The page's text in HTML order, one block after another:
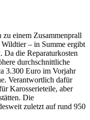
einem Zusammenprall
– in Summe ergibt
Da die Reparaturkosten
durchschnittliche
3.300 Euro im Vorjahr
Verantwortlich dafür
Karosserieteile, aber
Die
zuletzt auf rund 950